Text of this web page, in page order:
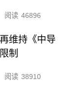
阅读 46896
维持《中导
制
阅读 38910